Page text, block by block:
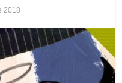
2018